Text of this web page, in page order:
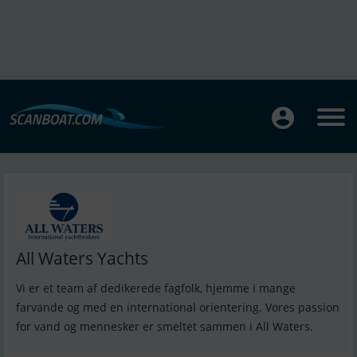
All Waters Yachts
Vi er et team af dedikerede fagfolk, hjemme i mange
farvande og med en international orientering. Vores passion
for vand og mennesker er smeltet sammen i All Waters.